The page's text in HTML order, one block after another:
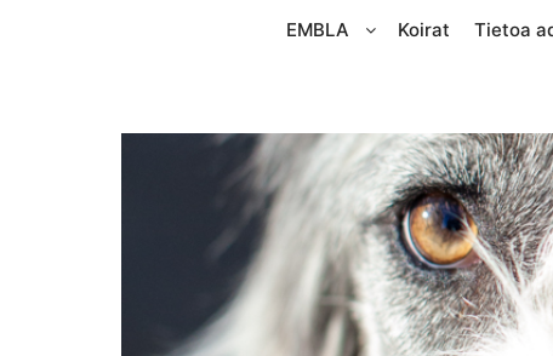
EMBLA Koirat Tietoa